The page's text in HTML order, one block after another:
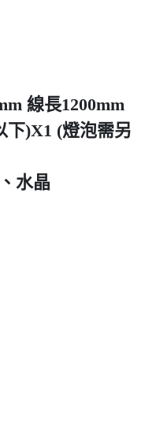
線長1200mm
)X1 (燈泡需另
水晶